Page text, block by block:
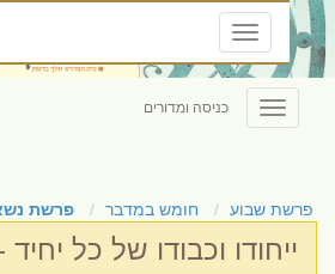
Toggle
navigation
Toggle
navigation
כניסה ומדורים
שבוע חומש במדבר פרשת נשא
וכבודו של כל יחיד -